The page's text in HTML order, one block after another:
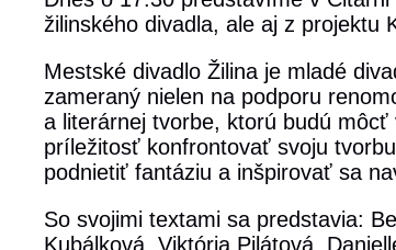
žilinského divadla, ale aj z projektu
Mestské divadlo Žilina je mladé
zameraný nielen na podporu
a literárnej tvorbe, ktorú budú
príležitosť konfrontovať svoju
podnietiť fantáziu a inšpirovať sa
So svojimi textami sa predstavia:
Kubálková, Viktória Pilátová,